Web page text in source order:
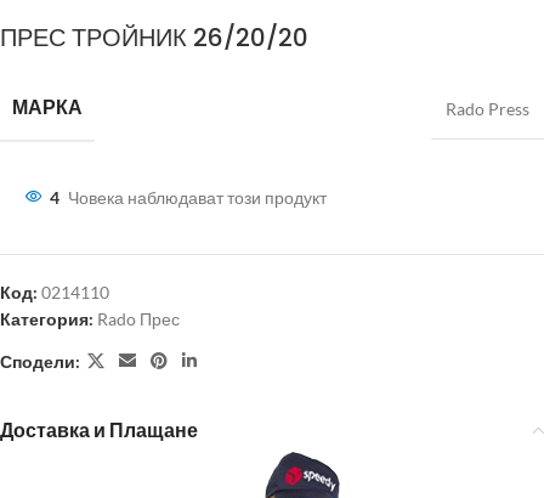
ПРЕС ТРОЙНИК 26/20/20
МАРКА Rado Press
4 Човека наблюдават този продукт
Код: 0214110
Категория: Rado Прес
Сподели:
Доставка и Плащане